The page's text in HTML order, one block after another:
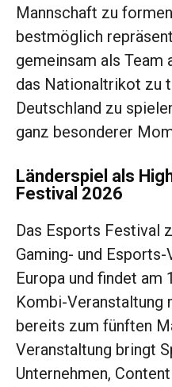
Mannschaft zu
bestmöglich
gemeinsam als Team
das Nationaltrikot zu
Deutschland zu
ganz besonderer
Länderspiel als
Festival 2026
Das Esports Festival
Gaming- und
Europa und findet am
Kombi-Veranstaltung
bereits zum fünften
Veranstaltung bringt
Unternehmen,